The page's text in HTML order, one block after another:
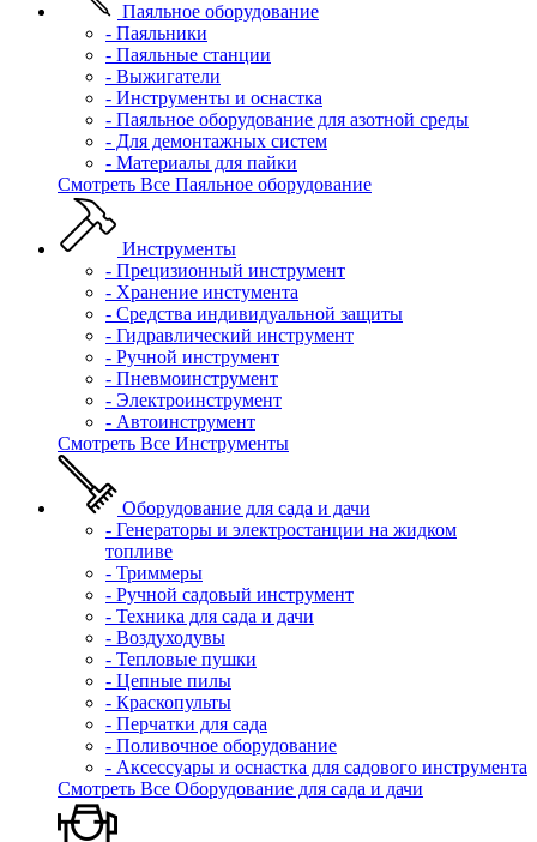
Паяльное оборудование
- Паяльники
- Паяльные станции
- Выжигатели
- Инструменты и оснастка
- Паяльное оборудование для азотной среды
- Для демонтажных систем
- Материалы для пайки
Смотреть Все Паяльное оборудование
Инструменты
- Прецизионный инструмент
- Хранение инстумента
- Средства индивидуальной защиты
- Гидравлический инструмент
- Ручной инструмент
- Пневмоинструмент
- Электроинструмент
- Автоинструмент
Смотреть Все Инструменты
Оборудование для сада и дачи
- Генераторы и электростанции на жидком
топливе
- Триммеры
- Ручной садовый инструмент
- Техника для сада и дачи
- Воздуходувы
- Тепловые пушки
- Цепные пилы
- Краскопульты
- Перчатки для сада
- Поливочное оборудование
- Аксессуары и оснастка для садового инструмента
Смотреть Все Оборудование для сада и дачи